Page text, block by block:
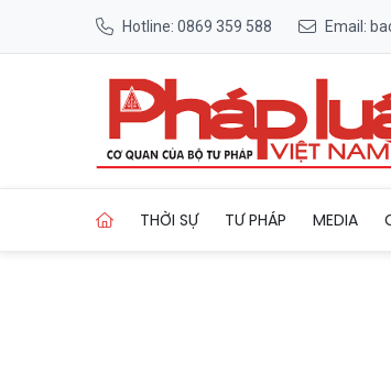
Hotline: 0869 359 588 Email:
THỜI SỰ TƯ PHÁP MEDIA